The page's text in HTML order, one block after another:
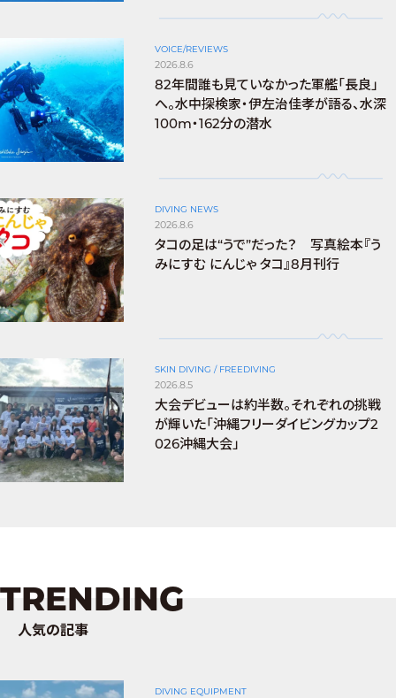
VOICE/REVIEWS
2026.8.6
82年間誰も見ていなかった軍艦「長良」
へ。水中探検家・伊左治佳孝が語る、水深
100m・162分の潜水
DIVING NEWS
2026.8.6
タコの足は“うで”だった？ 写真絵本『う
みにすむ にんじゃ タコ』8月刊行
SKIN DIVING / FREEDIVING
2026.8.5
大会デビューは約半数。それぞれの挑戦
が輝いた「沖縄フリーダイビングカップ2
026沖縄大会」
TRENDING
人気の記事
DIVING EQUIPMENT